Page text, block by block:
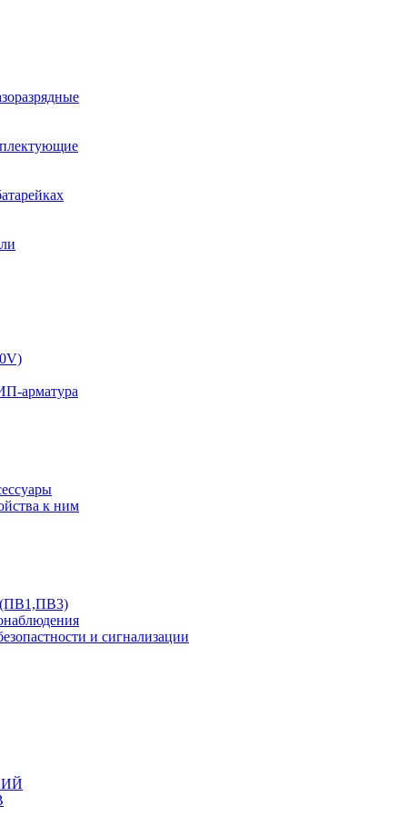
арматура
к ним
(ПВ1,ПВ3)
и сигнализации